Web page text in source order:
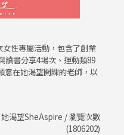
性專屬活動，包含了創業
讀書分享4場次、運動類89
意在她渴望開課的老師，以
渴望SheAspire / 瀏覽次數
(1806202)